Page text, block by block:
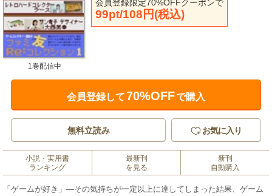
会員登録限定70%OFFクーポンで
99pt/108円(税込)
1巻配信中
会員登録して70%OFFで購入
無料立読み お気に入り
小説・実用書
ランキング
最新刊
を見る
新刊
自動購入
「ゲームが好き」―その気持ちが一定以上に達してしまった結果、ゲーム